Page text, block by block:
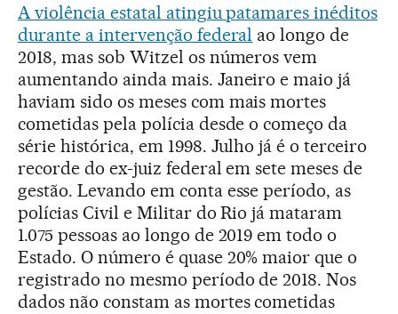
A violência estatal atingiu patamares inéditos
durante a intervenção federal ao longo de
2018, mas sob Witzel os números vem
aumentando ainda mais. Janeiro e maio já
haviam sido os meses com mais mortes
cometidas pela polícia desde o começo da
série histórica, em 1998. Julho já é o terceiro
recorde do ex-juiz federal em sete meses de
gestão. Levando em conta esse período, as
polícias Civil e Militar do Rio já mataram
1.075 pessoas ao longo de 2019 em todo o
Estado. O número é quase 20% maior que o
registrado no mesmo período de 2018. Nos
dados não constam as mortes cometidas